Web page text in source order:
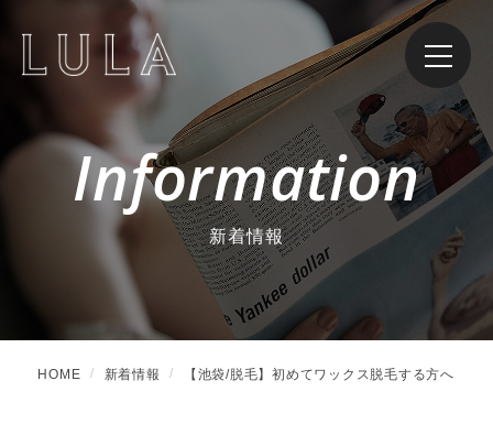
Information
新着情報
HOME 新着情報 【池袋/脱毛】初めてワックス脱毛する方へ